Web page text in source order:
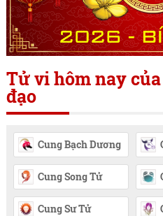
Tử vi hôm nay
đạo
Cung Bạch Dương
Cung Song Tử
Cung Sư Tử